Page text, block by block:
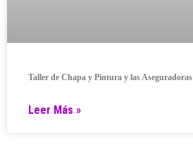
Taller de Chapa y Pintura y las Aseguradoras
Leer Más »